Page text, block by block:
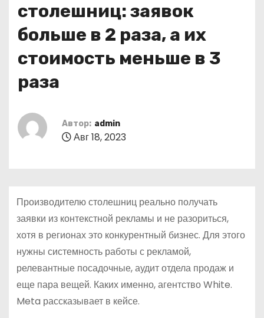
столешниц: заявок
больше в 2 раза, а их
стоимость меньше в 3
раза
Автор: admin
Авг 18, 2023
Производителю столешниц реально получать
заявки из контекстной рекламы и не разориться,
хотя в регионах это конкурентный бизнес. Для этого
нужны системность работы с рекламой,
релевантные посадочные, аудит отдела продаж и
еще пара вещей. Каких именно, агентство White.
Meta рассказывает в кейсе.